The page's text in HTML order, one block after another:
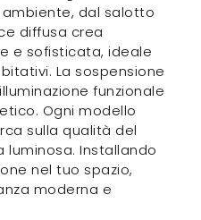
dal salotto
diffusa crea
e sofisticata, ideale
La sospensione
funzionale
Ogni modello
sulla qualità del
luminosa. Installando
nel tuo spazio,
moderna e